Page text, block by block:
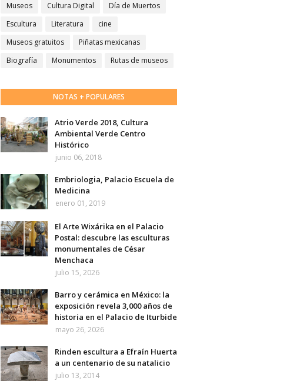
Museos Cultura Digital
Día de Muertos
Escultura
Literatura
cine
Museos gratuitos
Piñatas mexicanas
Biografía
Monumentos Rutas de museos
NOTAS + POPULARES
Atrio Verde 2018, Cultura
Ambiental Verde Centro
Histórico
junio 06, 2018
Embriologia, Palacio Escuela de
Medicina
enero 01, 2019
El Arte Wixárika en el Palacio
Postal: descubre las esculturas
monumentales de César
Menchaca
julio 15, 2026
Barro y cerámica en México: la
exposición revela 3,000 años de
historia en el Palacio de Iturbide
mayo 26, 2026
Rinden escultura a Efraín Huerta
a un centenario de su natalicio
julio 13, 2014